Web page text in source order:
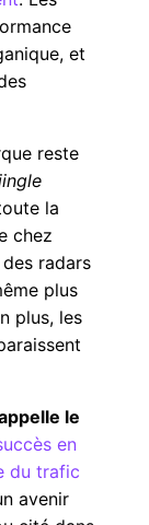
et
reste
la
chez
radars
plus
plus, les
le
en
du trafic
avenir